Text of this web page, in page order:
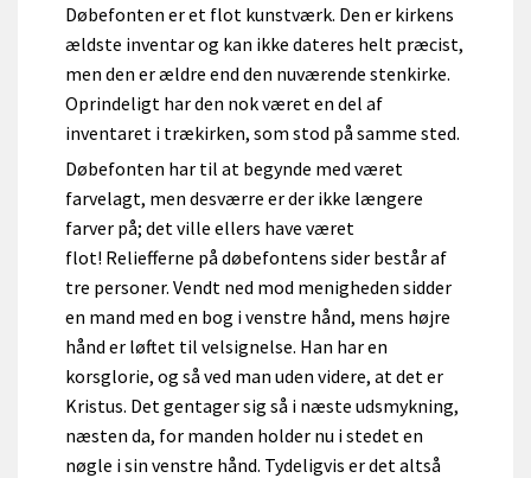
Døbefonten er et flot kunstværk. Den er kirkens
ældste inventar og kan ikke dateres helt præcist,
men den er ældre end den nuværende stenkirke.
Oprindeligt har den nok været en del af
inventaret i trækirken, som stod på samme sted.
Døbefonten har til at begynde med været
farvelagt, men desværre er der ikke længere
farver på; det ville ellers have været
flot! Reliefferne på døbefontens sider består af
tre personer. Vendt ned mod menigheden sidder
en mand med en bog i venstre hånd, mens højre
hånd er løftet til velsignelse. Han har en
korsglorie, og så ved man uden videre, at det er
Kristus. Det gentager sig så i næste udsmykning,
næsten da, for manden holder nu i stedet en
nøgle i sin venstre hånd. Tydeligvis er det altså